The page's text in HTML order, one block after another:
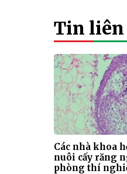
Tin liên
Các nhà khoa
nuôi cấy răng
phòng thí